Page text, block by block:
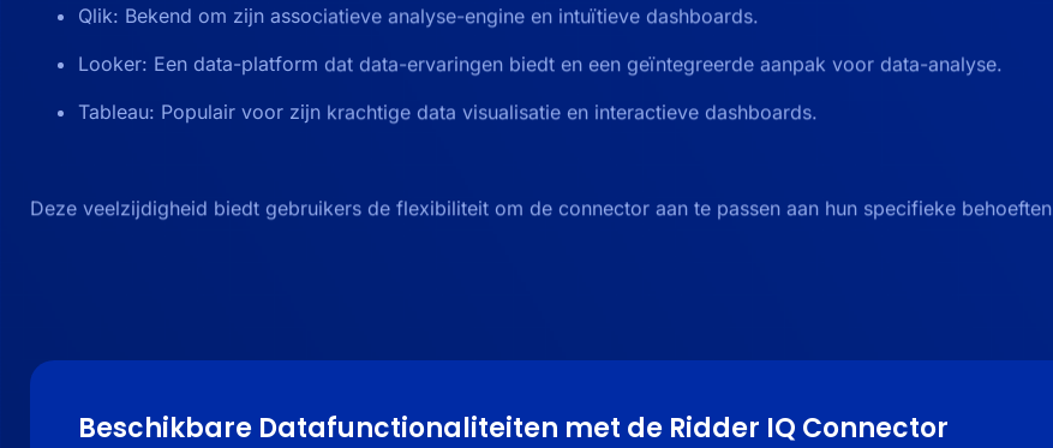
Qlik: Bekend om zijn associatieve analyse-engine en intuïtieve dashboards.
Looker: Een data-platform dat data-ervaringen biedt en een geïntegreerde aanpak voor data-analyse.
Tableau: Populair voor zijn krachtige data visualisatie en interactieve dashboards.
Deze veelzijdigheid biedt gebruikers de flexibiliteit om de connector aan te passen aan hun specifieke behoeften.
Beschikbare Datafunctionaliteiten met de Ridder IQ Connector